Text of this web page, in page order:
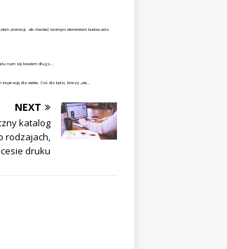
promocji, ale również istotnym elementem budowania
nam się bowiem długo...
dla siebie. Coś dla ludzi, którzy „nie...
NEXT
katalog
rodzajach,
druku